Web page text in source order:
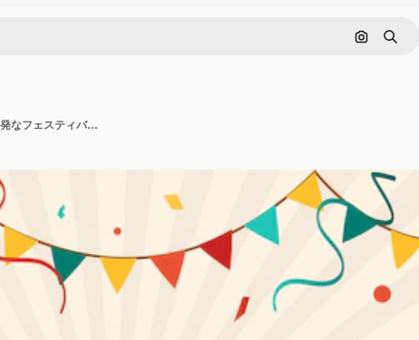
画像で検索
検索
ハッピーカーニバル ブラジル ダンス音楽とコンフェッティの活発なフェスティバル トップ旅行イベント